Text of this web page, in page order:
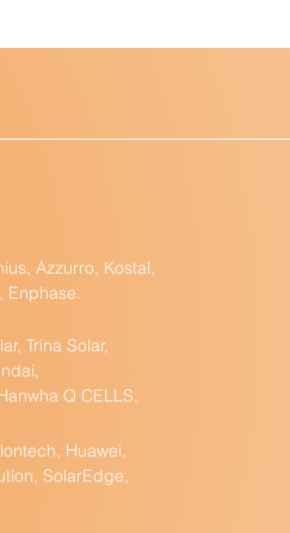
Azzurro, Kostal,
Enphase.
Trina Solar,
Q CELLS.
Huawei,
SolarEdge,